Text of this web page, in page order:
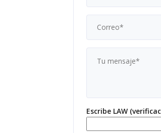
Escribe LAW